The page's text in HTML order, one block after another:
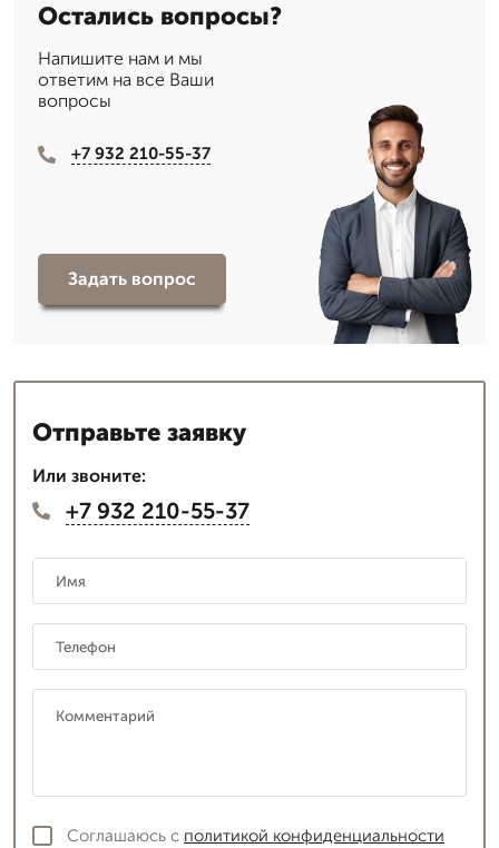
Остались вопросы?
Напишите нам и мы
ответим на все Ваши
вопросы
+7 932 210-55-37
Задать вопрос
Отправьте заявку
Или звоните:
+7 932 210-55-37
Соглашаюсь с политикой конфиденциальности